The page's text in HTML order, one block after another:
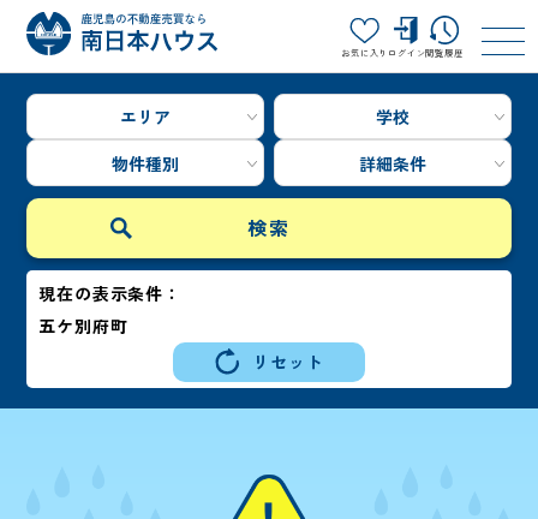
お気に入り ログイン閲覧履歴
エリア
学校
物件種別
詳細条件
現在の表示条件：
五ケ別府町
リセット